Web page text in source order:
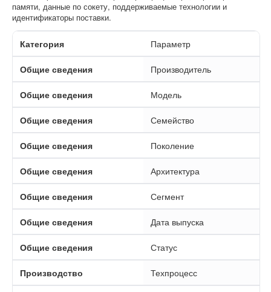
памяти, данные по сокету, поддерживаемые технологии и
идентификаторы поставки.
Категория Параметр
Общие сведения Производитель
Общие сведения Модель
Общие сведения Семейство
Общие сведения Поколение
Общие сведения Архитектура
Общие сведения Сегмент
Общие сведения Дата выпуска
Общие сведения Статус
Производство Техпроцесс